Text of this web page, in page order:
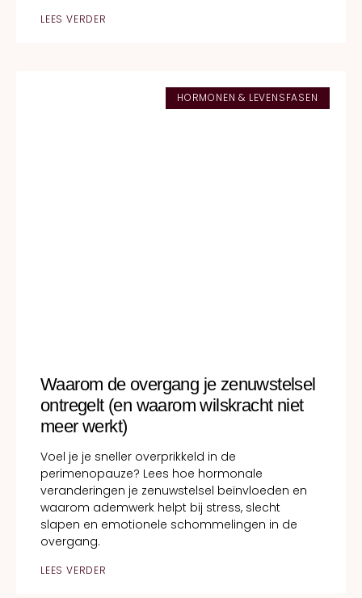
LEES VERDER
HORMONEN & LEVENSFASEN
Waarom de overgang je zenuwstelsel
ontregelt (en waarom wilskracht niet
meer werkt)
Voel je je sneller overprikkeld in de
perimenopauze? Lees hoe hormonale
veranderingen je zenuwstelsel beïnvloeden en
waarom ademwerk helpt bij stress, slecht
slapen en emotionele schommelingen in de
overgang.
LEES VERDER